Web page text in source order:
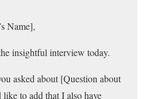
Name],
insightful interview today.
asked about [Question about
to add that I also have